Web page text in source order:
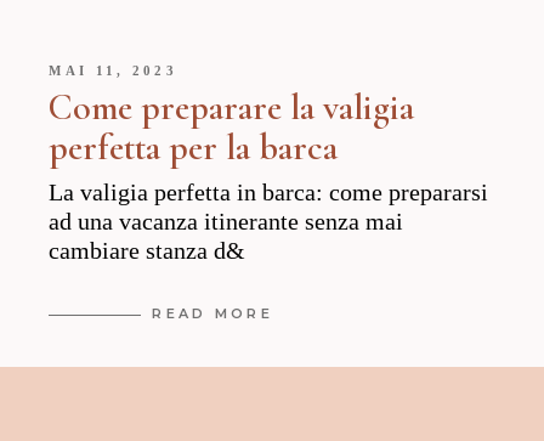
MAI 11, 2023
Come preparare la valigia
perfetta per la barca
La valigia perfetta in barca: come prepararsi
ad una vacanza itinerante senza mai
cambiare stanza d&
READ MORE